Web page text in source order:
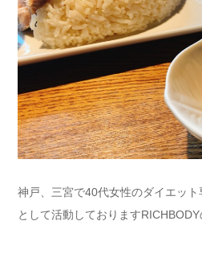
神戸、三宮で40代女性のダイエッ
として活動しておりますRICHBODY